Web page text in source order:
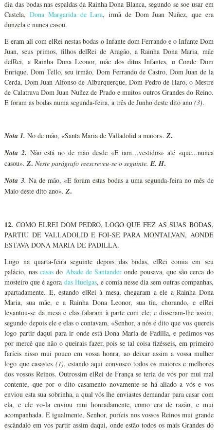
dia das bodas nas espaldas da Rainha Dona Blanca, segundo se soe usar em
Castela,Dona Margarida de Lara, irmã de Dom Juan Nuñez, que era
donzela e nunca casou.
E eram ali com elRei nestas bodas o Infante dom Ferrando e o Infante Dom
Juan, seus primos, filhos delRei de Aragão, a Rainha Dona Maria, mãe
delRei, a Rainha Dona Leonor, mãe dos ditos Infantes, o Conde Dom
Enrique, Dom Tello, seu irmão, Dom Ferrando de Castro, Dom Juan de la
Cerda, Dom Juan Alfonso de Alburquerque, Dom Pedro de Haro, o Mestre
de Calatrava Dom Juan Nuñez de Prado e muitos outros Grandes do Reino.
E foram as bodas numa segunda-feira, a três de Junho deste dito ano(3).
Nota 1. No de mão, «Santa Maria de Valladolid a maior».Z.
Nota 2. Não está no de mão desde «E iam…vestidos» até «que...nunca
casou».Z. Neste parágrafo reescreveu-se o seguinte.E. H.
Nota 3. Na de mão, «E foram estas bodas a uma segunda-feira no mês de
Maio deste dito ano».Z.
12. COMO ELREI DOM PEDRO, LOGO QUE FEZ AS SUAS BODAS,
PARTIU DE VALLADOLID E FOI-SE PARA MONTALVAN, AONDE
ESTAVA DONA MARIA DE PADILLA.
Logo na quarta-feira seguinte depois das bodas, elRei comia em seu
palácio, nas casasdo Abade de Santander onde pousava, que são cerca do
mosteiro que é agora das Huelgas, e comia nesse dia sem outras companhas,
apartadamente. E, estando elRei à mesa, chegaram a ele a Rainha Dona
Maria, sua mãe, e a Rainha Dona Leonor, sua tia, chorando, e elRei
levantou-se da mesa e elas falaram à parte com ele; e disseram-lhe assim,
segundo depois ele e elas o contavam, «Senhor, a nós é dito que vos quereis
logo partir daqui para ir onde está Dona Maria de Padilla, e pedimos-vos
por mercê que não o queirais fazer, pois se tal coisa fizésseis, em primeiro
faríeis nisso mui pouco em vossa honra, ao deixar assim a vossa mulher
logo que casastes (1), estando aqui convosco todos os maiores e melhores
dos vossos Reinos. Outrossim elRei de França se teria de vós por mui mal
contente, que por o dito casamento novamente se há aliado a vós e vos
enviou esta sua sobrinha, a qual vós lhe enviastes demandar para casar com
ela, e ele vo-la enviou mui honradamente, como era de razão, e mui
acompanhada. E igualmente, Senhor, poríeis nos vossos Reinos mui grande
escândalo em vos partir assim daqui, onde estão todos os mais Grandes do